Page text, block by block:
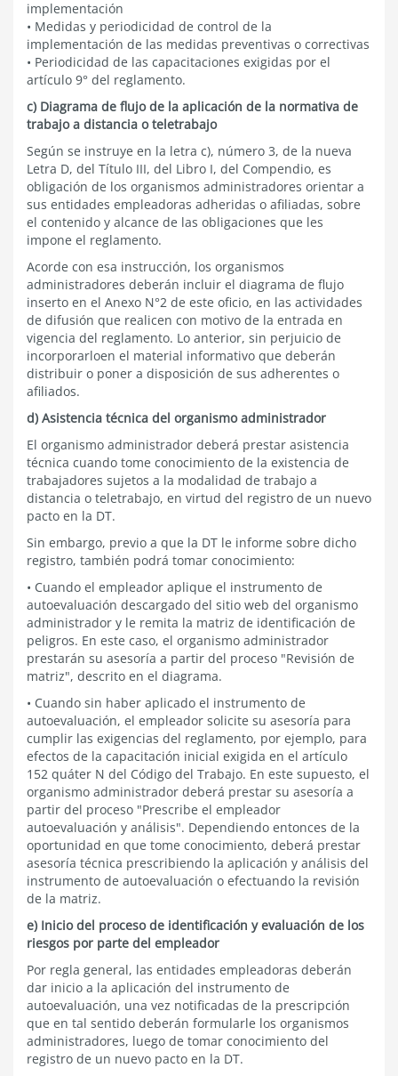
implementación
• Medidas y periodicidad de control de la
implementación de las medidas preventivas o correctivas
• Periodicidad de las capacitaciones exigidas por el
artículo 9° del reglamento.
c) Diagrama de flujo de la aplicación de la normativa de
trabajo a distancia o teletrabajo
Según se instruye en la letra c), número 3, de la nueva
Letra D, del Título III, del Libro I, del Compendio, es
obligación de los organismos administradores orientar a
sus entidades empleadoras adheridas o afiliadas, sobre
el contenido y alcance de las obligaciones que les
impone el reglamento.
Acorde con esa instrucción, los organismos
administradores deberán incluir el diagrama de flujo
inserto en el Anexo N°2 de este oficio, en las actividades
de difusión que realicen con motivo de la entrada en
vigencia del reglamento. Lo anterior, sin perjuicio de
incorporarloen el material informativo que deberán
distribuir o poner a disposición de sus adherentes o
afiliados.
d) Asistencia técnica del organismo administrador
El organismo administrador deberá prestar asistencia
técnica cuando tome conocimiento de la existencia de
trabajadores sujetos a la modalidad de trabajo a
distancia o teletrabajo, en virtud del registro de un nuevo
pacto en la DT.
Sin embargo, previo a que la DT le informe sobre dicho
registro, también podrá tomar conocimiento:
• Cuando el empleador aplique el instrumento de
autoevaluación descargado del sitio web del organismo
administrador y le remita la matriz de identificación de
peligros. En este caso, el organismo administrador
prestarán su asesoría a partir del proceso "Revisión de
matriz", descrito en el diagrama.
• Cuando sin haber aplicado el instrumento de
autoevaluación, el empleador solicite su asesoría para
cumplir las exigencias del reglamento, por ejemplo, para
efectos de la capacitación inicial exigida en el artículo
152 quáter N del Código del Trabajo. En este supuesto, el
organismo administrador deberá prestar su asesoría a
partir del proceso "Prescribe el empleador
autoevaluación y análisis". Dependiendo entonces de la
oportunidad en que tome conocimiento, deberá prestar
asesoría técnica prescribiendo la aplicación y análisis del
instrumento de autoevaluación o efectuando la revisión
de la matriz.
e) Inicio del proceso de identificación y evaluación de los
riesgos por parte del empleador
Por regla general, las entidades empleadoras deberán
dar inicio a la aplicación del instrumento de
autoevaluación, una vez notificadas de la prescripción
que en tal sentido deberán formularle los organismos
administradores, luego de tomar conocimiento del
registro de un nuevo pacto en la DT.